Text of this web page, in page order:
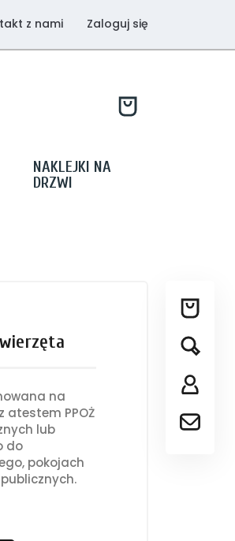
z nami Zaloguj się
NAKLEJKI NA
DRZWI
na
atestem PPOŻ
lub
do
pokojach